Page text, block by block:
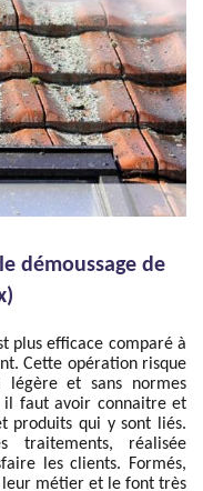
démoussage de
plus efficace comparé à
Cette opération risque
légère et sans normes
il faut avoir connaitre et
produits qui y sont liés.
traitements, réalisée
les clients. Formés,
leur métier et le font très